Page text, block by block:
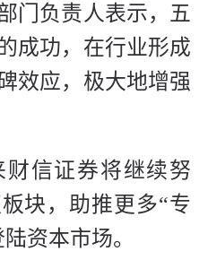
门负责人表示，五
成功，在行业形成
效应，极大地增强
信证券将继续努
块，助推更多“专
资本市场。